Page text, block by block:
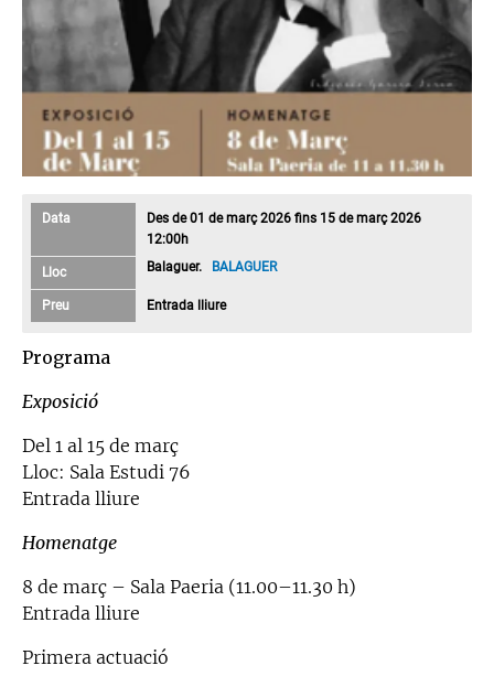
Data
Des de 01 de març 2026 fins 15 de març 2026
12:00h
Lloc Balaguer. BALAGUER
Preu Entrada lliure
Programa
Exposició
Del 1 al 15 de març
Lloc: Sala Estudi 76
Entrada lliure
Homenatge
8 de març – Sala Paeria (11.00–11.30 h)
Entrada lliure
Primera actuació